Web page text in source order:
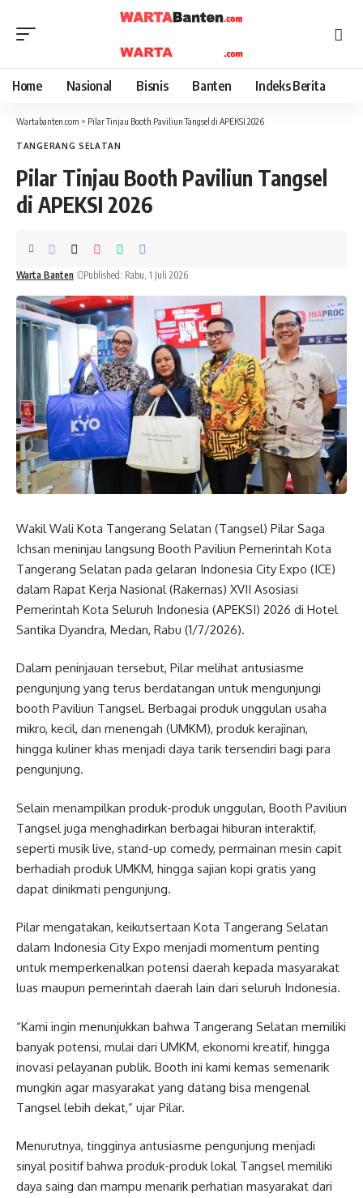
Home Nasional Bisnis Banten Indeks Berita
Wartabanten.com > Pilar Tinjau Booth Paviliun Tangsel di APEKSI 2026
TANGERANG SELATAN
Pilar Tinjau Booth Paviliun Tangsel
di APEKSI 2026
Warta Banten Published: Rabu, 1 Juli 2026
Wakil Wali Kota Tangerang Selatan (Tangsel) Pilar Saga
Ichsan meninjau langsung Booth Paviliun Pemerintah Kota
Tangerang Selatan pada gelaran Indonesia City Expo (ICE)
dalam Rapat Kerja Nasional (Rakernas) XVII Asosiasi
Pemerintah Kota Seluruh Indonesia (APEKSI) 2026 di Hotel
Santika Dyandra, Medan, Rabu (1/7/2026).
Dalam peninjauan tersebut, Pilar melihat antusiasme
pengunjung yang terus berdatangan untuk mengunjungi
booth Paviliun Tangsel. Berbagai produk unggulan usaha
mikro, kecil, dan menengah (UMKM), produk kerajinan,
hingga kuliner khas menjadi daya tarik tersendiri bagi para
pengunjung.
Selain menampilkan produk-produk unggulan, Booth Paviliun
Tangsel juga menghadirkan berbagai hiburan interaktif,
seperti musik live, stand-up comedy, permainan mesin capit
berhadiah produk UMKM, hingga sajian kopi gratis yang
dapat dinikmati pengunjung.
Pilar mengatakan, keikutsertaan Kota Tangerang Selatan
dalam Indonesia City Expo menjadi momentum penting
untuk memperkenalkan potensi daerah kepada masyarakat
luas maupun pemerintah daerah lain dari seluruh Indonesia.
“Kami ingin menunjukkan bahwa Tangerang Selatan memiliki
banyak potensi, mulai dari UMKM, ekonomi kreatif, hingga
inovasi pelayanan publik. Booth ini kami kemas semenarik
mungkin agar masyarakat yang datang bisa mengenal
Tangsel lebih dekat,” ujar Pilar.
Menurutnya, tingginya antusiasme pengunjung menjadi
sinyal positif bahwa produk-produk lokal Tangsel memiliki
daya saing dan mampu menarik perhatian masyarakat dari